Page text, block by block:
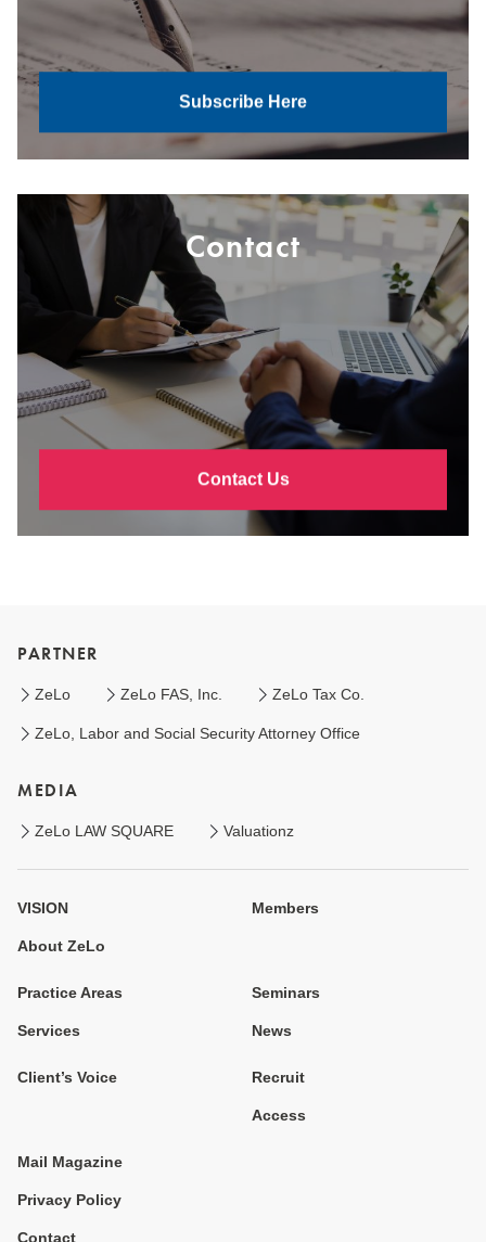
Subscribe Here
Contact
Contact Us
PARTNER
ZeLo ZeLo FAS, Inc. ZeLo Tax Co.
ZeLo, Labor and Social Security Attorney Office
MEDIA
ZeLo LAW SQUARE Valuationz
VISION
About ZeLo
Members
Practice Areas
Services
Seminars
News
Client’s Voice Recruit
Access
Mail Magazine
Privacy Policy
Contact